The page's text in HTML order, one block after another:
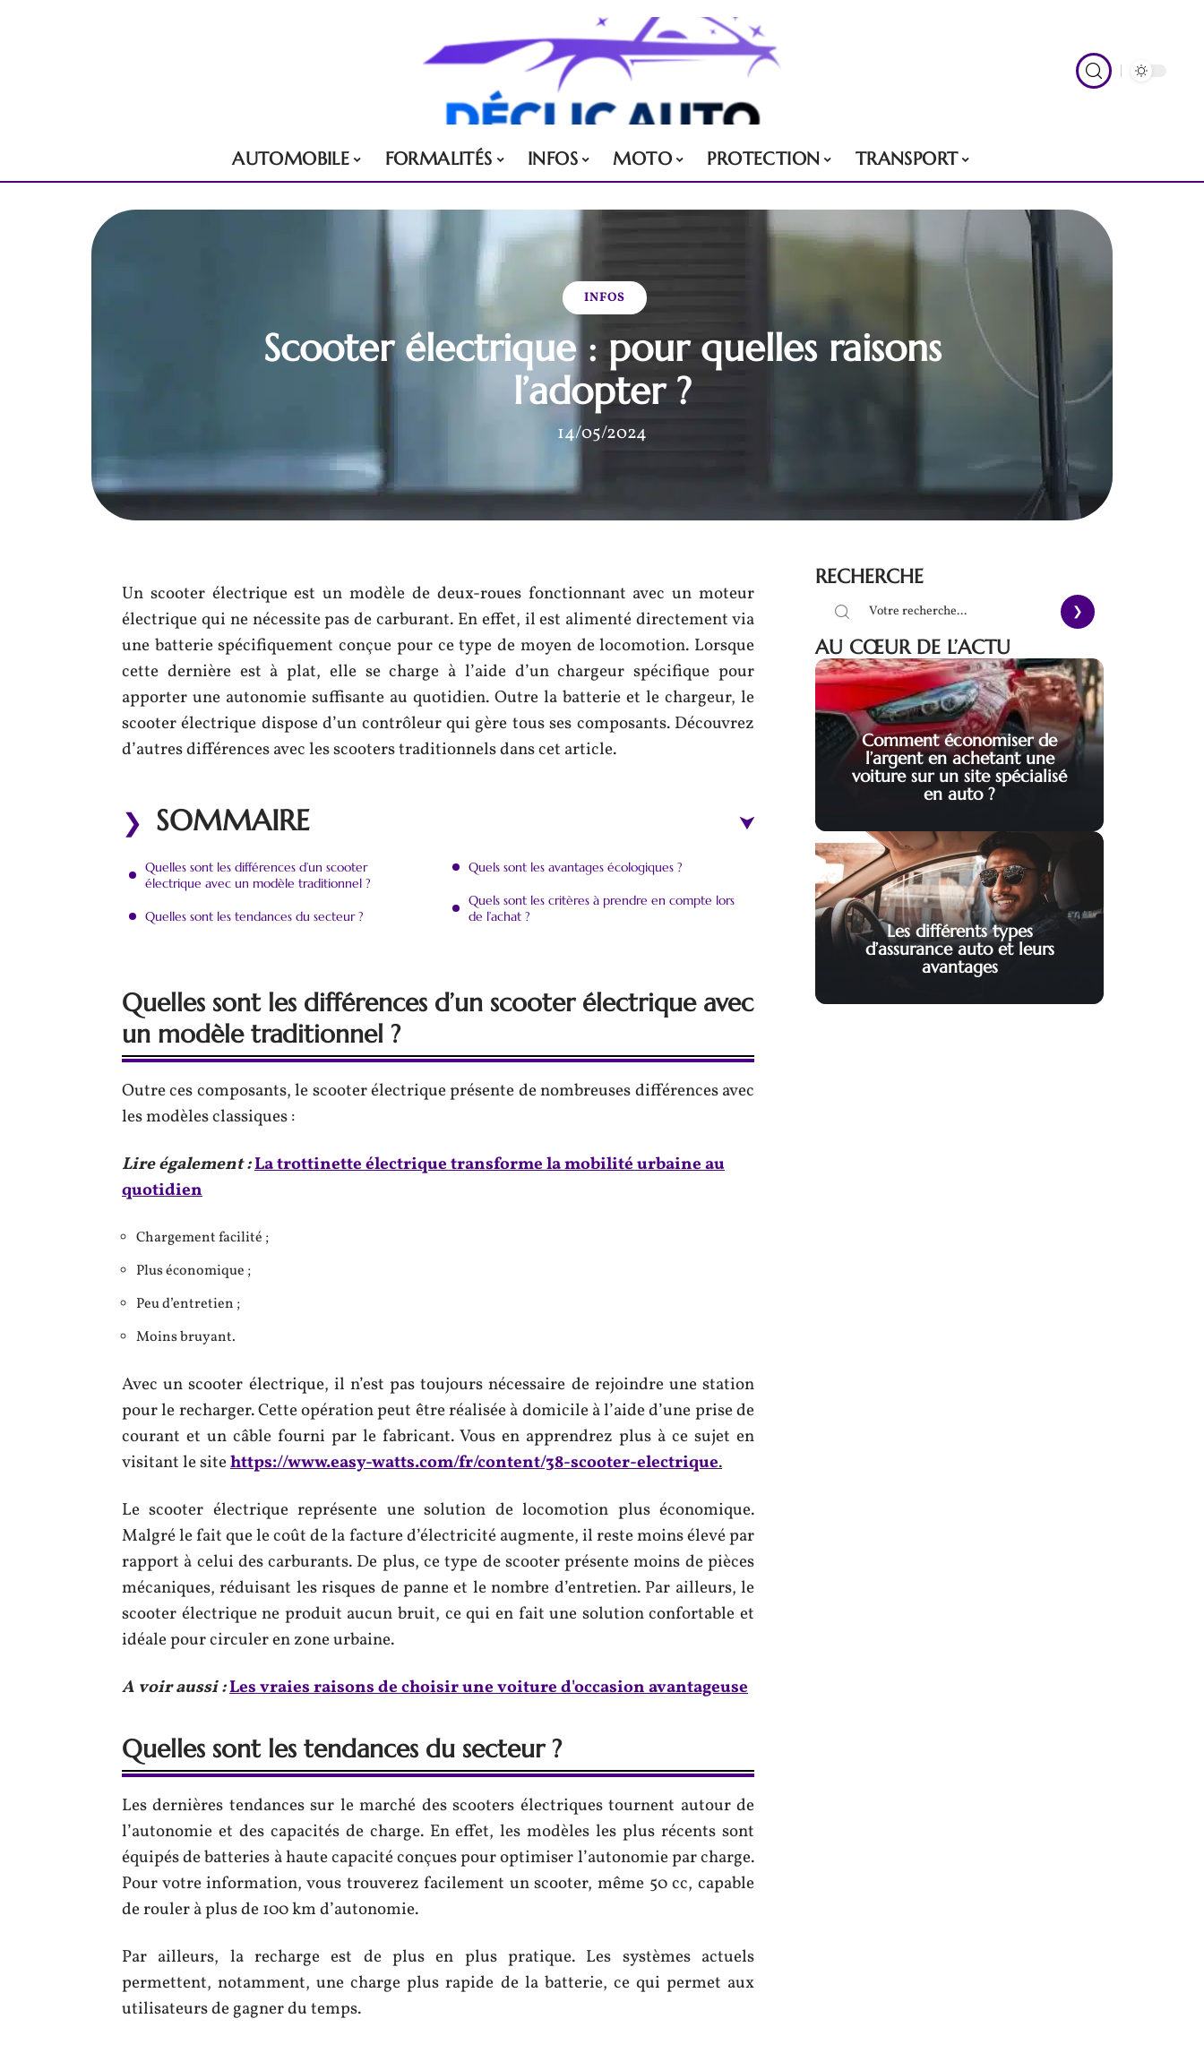
AUTOMOBILE FORMALITÉS INFOS MOTO PROTECTION TRANSPORT
INFOS
Scooter électrique : pour quelles raisons
l’adopter ?
14/05/2024
Un scooter électrique est un modèle de deux-roues fonctionnant avec un moteur
électrique qui ne nécessite pas de carburant. En effet, il est alimenté directement via
une batterie spécifiquement conçue pour ce type de moyen de locomotion. Lorsque
cette dernière est à plat, elle se charge à l’aide d’un chargeur spécifique pour
apporter une autonomie suffisante au quotidien. Outre la batterie et le chargeur, le
scooter électrique dispose d’un contrôleur qui gère tous ses composants. Découvrez
d’autres différences avec les scooters traditionnels dans cet article.
SOMMAIRE
Quelles sont les différences d’un scooter
électrique avec un modèle traditionnel ?
Quelles sont les tendances du secteur ?
Quels sont les avantages écologiques ?
Quels sont les critères à prendre en compte lors
de l’achat ?
Quelles sont les différences d’un scooter électrique avec
un modèle traditionnel ?
Outre ces composants, le scooter électrique présente de nombreuses différences avec
les modèles classiques :
Lire également :La trottinette électrique transforme la mobilité urbaine au
quotidien
Chargement facilité ;
Plus économique ;
Peu d’entretien ;
Moins bruyant.
Avec un scooter électrique, il n’est pas toujours nécessaire de rejoindre une station
pour le recharger. Cette opération peut être réalisée à domicile à l’aide d’une prise de
courant et un câble fourni par le fabricant. Vous en apprendrez plus à ce sujet en
visitant le sitehttps://www.easy-watts.com/fr/content/38-scooter-electrique.
Le scooter électrique représente une solution de locomotion plus économique.
Malgré le fait que le coût de la facture d’électricité augmente, il reste moins élevé par
rapport à celui des carburants. De plus, ce type de scooter présente moins de pièces
mécaniques, réduisant les risques de panne et le nombre d’entretien. Par ailleurs, le
scooter électrique ne produit aucun bruit, ce qui en fait une solution confortable et
idéale pour circuler en zone urbaine.
A voir aussi :Les vraies raisons de choisir une voiture d'occasion avantageuse
Quelles sont les tendances du secteur ?
Les dernières tendances sur le marché des scooters électriques tournent autour de
l’autonomie et des capacités de charge. En effet, les modèles les plus récents sont
équipés de batteries à haute capacité conçues pour optimiser l’autonomie par charge.
Pour votre information, vous trouverez facilement un scooter, même 50 cc, capable
de rouler à plus de 100 km d’autonomie.
Par ailleurs, la recharge est de plus en plus pratique. Les systèmes actuels
permettent, notamment, une charge plus rapide de la batterie, ce qui permet aux
utilisateurs de gagner du temps.
RECHERCHE
AU CŒUR DE L’ACTU
Comment économiser de
l’argent en achetant une
voiture sur un site spécialisé
en auto ?
Les différents types
d’assurance auto et leurs
avantages